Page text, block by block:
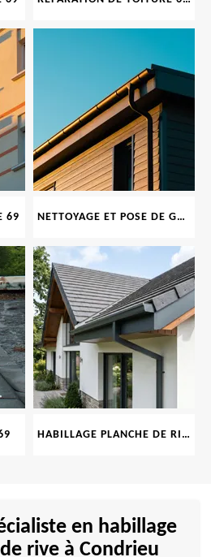
69 NETTOYAGE ET POSE DE GOUTTIÈRE 69
HABILLAGE PLANCHE DE RIVE 69
en habillage
rive à Condrieu